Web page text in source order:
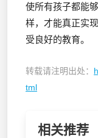
使所有孩子都能
样，才能真正实
受良好的教育。
转载请注明出处：
tml
相关推荐